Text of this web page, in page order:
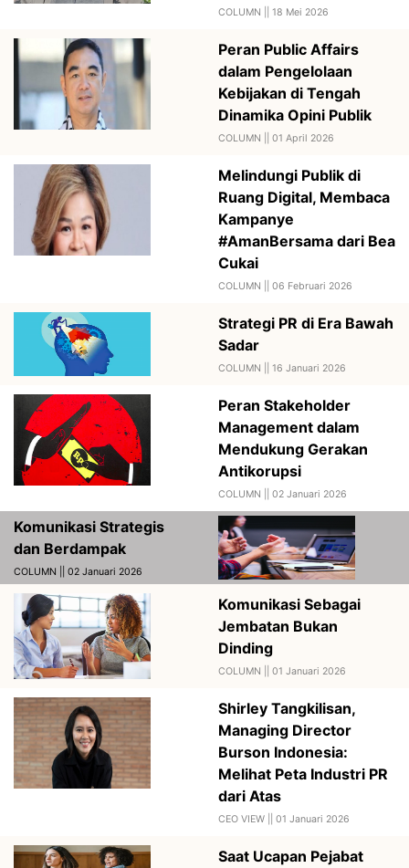
COLUMN || 18 Mei 2026
Peran Public Affairs
dalam Pengelolaan
Kebijakan di Tengah
Dinamika Opini Publik
COLUMN || 01 April 2026
Melindungi Publik di
Ruang Digital, Membaca
Kampanye
#AmanBersama dari Bea
Cukai
COLUMN || 06 Februari 2026
Strategi PR di Era Bawah
Sadar
COLUMN || 16 Januari 2026
Peran Stakeholder
Management dalam
Mendukung Gerakan
Antikorupsi
COLUMN || 02 Januari 2026
Komunikasi Strategis
dan Berdampak
COLUMN || 02 Januari 2026
Komunikasi Sebagai
Jembatan Bukan
Dinding
COLUMN || 01 Januari 2026
Shirley Tangkilisan,
Managing Director
Burson Indonesia:
Melihat Peta Industri PR
dari Atas
CEO VIEW || 01 Januari 2026
Saat Ucapan Pejabat